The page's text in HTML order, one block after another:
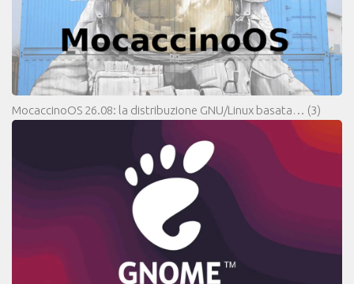
MocaccinoOS 26.08: la distribuzione GNU/Linux basata… (3)